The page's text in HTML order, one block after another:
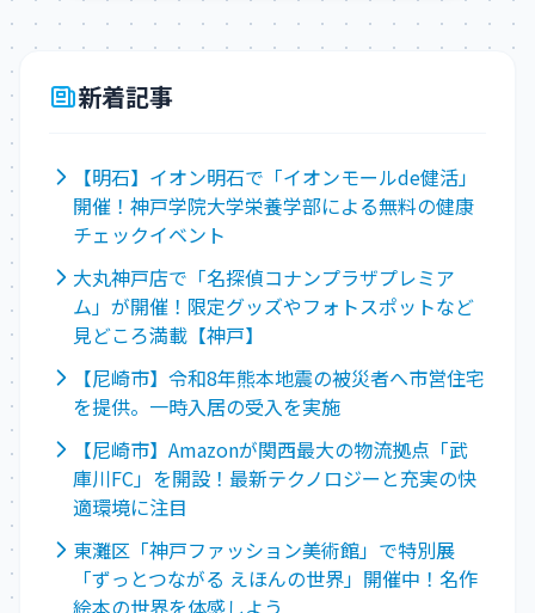
新着記事
【明石】イオン明石で「イオンモールde健活」
開催！神戸学院大学栄養学部による無料の健康
チェックイベント
大丸神戸店で「名探偵コナンプラザプレミア
ム」が開催！限定グッズやフォトスポットなど
見どころ満載【神戸】
【尼崎市】令和8年熊本地震の被災者へ市営住宅
を提供。一時入居の受入を実施
【尼崎市】Amazonが関西最大の物流拠点「武
庫川FC」を開設！最新テクノロジーと充実の快
適環境に注目
東灘区「神戸ファッション美術館」で特別展
「ずっとつながる えほんの世界」開催中！名作
絵本の世界を体感しよう